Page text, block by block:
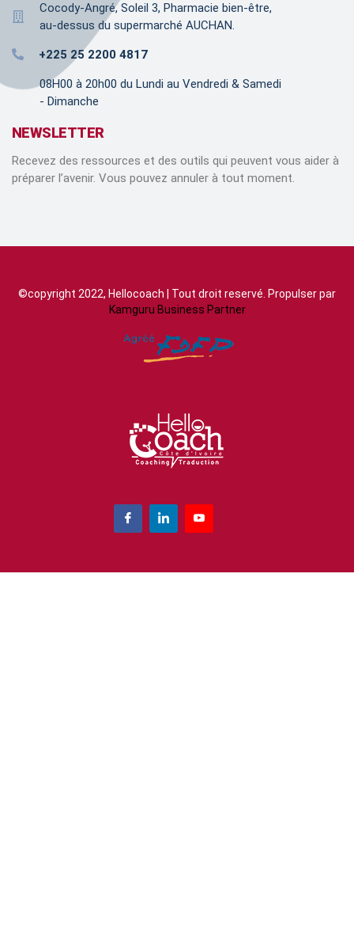
Cocody-Angré, Soleil 3, Pharmacie bien-être,
au-dessus du supermarché AUCHAN.
+225 25 2200 4817
08H00 à 20h00 du Lundi au Vendredi & Samedi
- Dimanche
NEWSLETTER
Recevez des ressources et des outils qui peuvent vous aider à
préparer l’avenir. Vous pouvez annuler à tout moment.
©copyright 2022, Hellocoach | Tout droit reservé. Propulser par
Kamguru Business Partner